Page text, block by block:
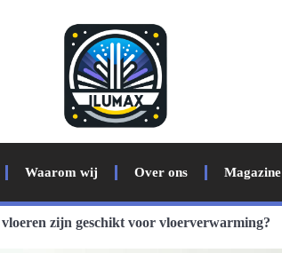
Waarom wij Over ons Magazine
zijn geschikt voor vloerverwarming?